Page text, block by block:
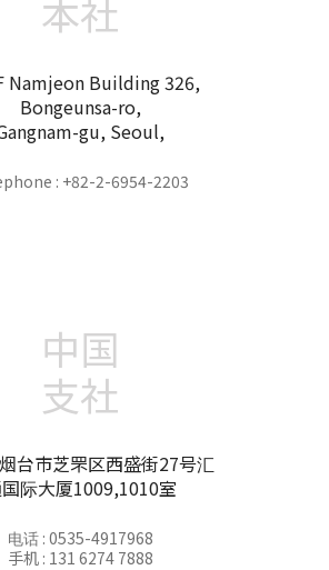
本社
Namjeon Building 326,
Bongeunsa-ro,
gu, Seoul,
: +82-2-6954-2203
中国
支社
台市芝罘区西盛街27号汇
际大厦1009,1010室
电话 : 0535-4917968
手机 : 131 6274 7888